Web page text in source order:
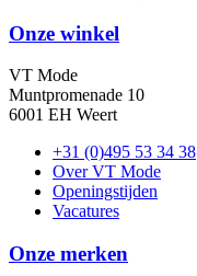
Onze winkel
VT Mode
Muntpromenade 10
6001 EH Weert
+31 (0)495 53 34 38
Over VT Mode
Openingstijden
Vacatures
Onze merken